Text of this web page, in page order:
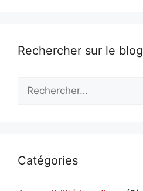
Rechercher sur le blog
Catégories